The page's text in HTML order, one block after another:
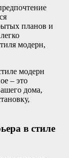
планов и
модерн,
модерн
– это
дома,
в стиле